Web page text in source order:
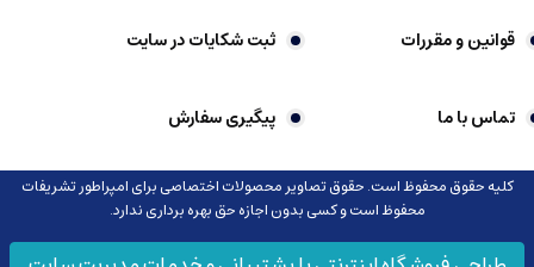
قوانین و مقررات ثبت شکایات در سایت
تماس با ما پیگیری سفارش
کلیه حقوق محفوظ است. حقوق تصاویر محصولات اختصاصی برای امپراطور تشریفات
محفوظ است و کسی بدون اجازه حق بهره برداری ندارد.